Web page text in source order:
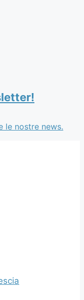
le nostre news.